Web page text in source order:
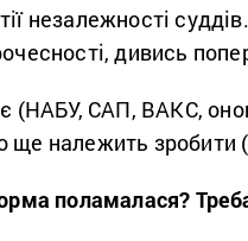
незалежності
дивись
є (НАБУ, САП, ВАКС,
належить зробити
поламалася?